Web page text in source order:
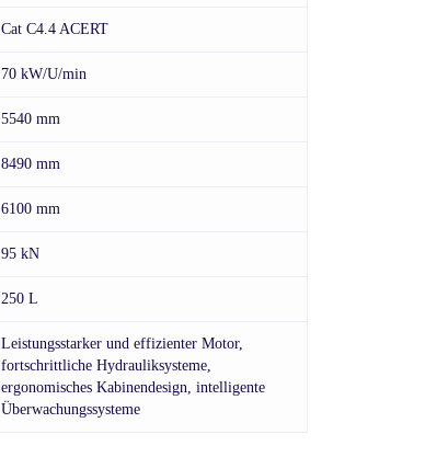
Cat C4.4 ACERT
70 kW/U/min
5540 mm
8490 mm
6100 mm
95 kN
250 L
Leistungsstarker und effizienter Motor,
fortschrittliche Hydrauliksysteme,
ergonomisches Kabinendesign, intelligente
Überwachungssysteme